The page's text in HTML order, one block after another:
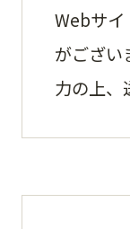
Webサイ
がござい
力の上、